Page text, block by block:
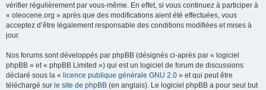
vérifier régulièrement par vous-même. En effet, si vous continuez à participer à
« oleocene.org » après que des modifications aient été effectuées, vous
acceptez d’être légalement responsable des conditions modifiées et mises à
jour.
Nos forums sont développés par phpBB (désignés ci-après par « logiciel
phpBB » et « phpBB Limited ») qui est un logiciel de forum de discussions
déclaré sous la « licence publique générale GNU 2.0 » et qui peut être
téléchargé sur le site de phpBB (en anglais). Le logiciel phpBB a pour seul but